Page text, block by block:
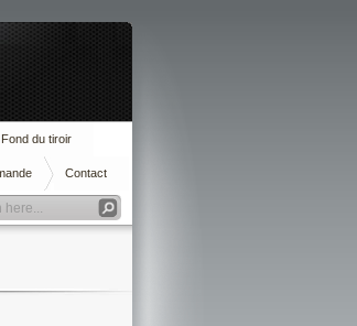
du tiroir
Contact